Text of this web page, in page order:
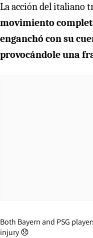
La acción del italiano
movimiento
enganchó con su
provocándole una
Both Bayern and PSG
injury 😞